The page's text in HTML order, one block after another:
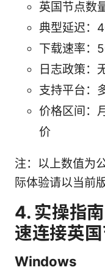
英国节点数
典型延迟：
下载速率：
日志政策：
支持平台：
价格区间：
价
注：以上数值为
际体验请以当前
4. 实操指
速连接英
Windows